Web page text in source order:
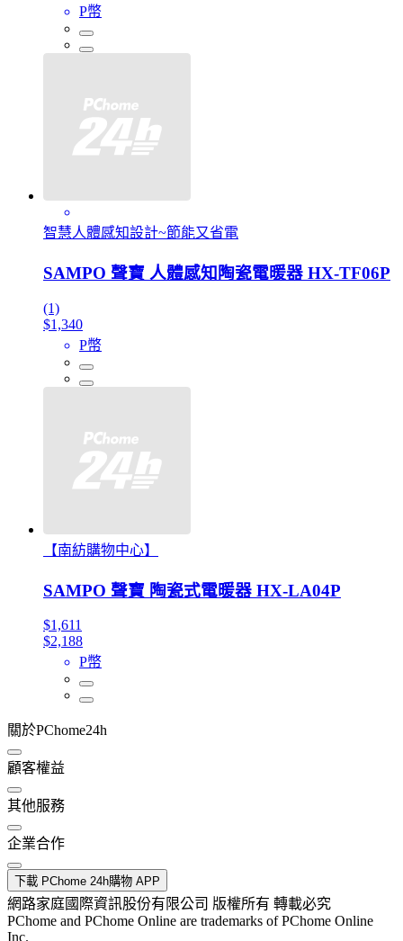
P幣
智慧人體感知設計~節能又省電
SAMPO 聲寶 人體感知陶瓷電暖器 HX-TF06P
(1)
$1,340
P幣
【南紡購物中心】
SAMPO 聲寶 陶瓷式電暖器 HX-LA04P
$1,611
$2,188
P幣
關於PChome24h
顧客權益
其他服務
企業合作
下載 PChome 24h購物 APP
網路家庭國際資訊股份有限公司 版權所有 轉載必究
PChome and PChome Online are trademarks of PChome Online
Inc.